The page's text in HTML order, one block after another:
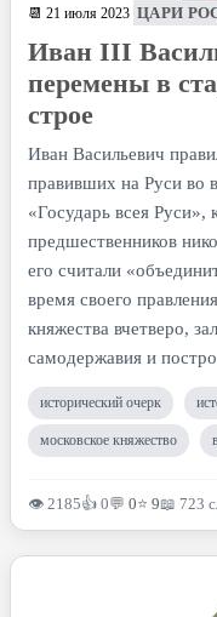
📆 21 июля 2023 ЦАРИ
Иван III
перемены в
строе
Иван Васильевич
правивших на Руси во
«Государь всея Руси»,
предшественников
его считали
время своего
княжества вчетверо,
самодержавия и
исторический очерк
московское княжество
👁 2185👍 0💬 0⭐ 9📖 723